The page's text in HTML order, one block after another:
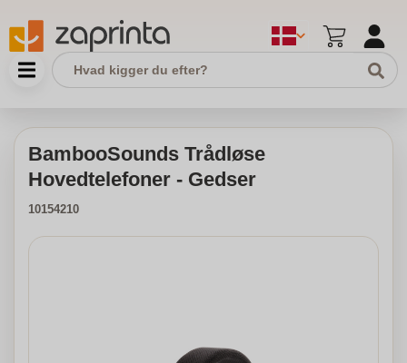
BambooSounds Trådløse
Hovedtelefoner - Gedser
10154210